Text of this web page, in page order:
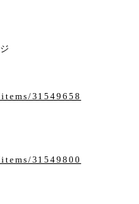
31549658
31549800